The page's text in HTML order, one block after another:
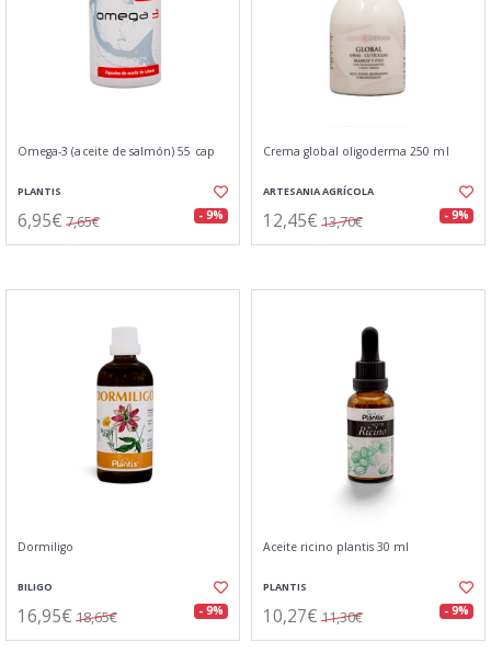
Omega-3 (aceite de salmón) 55 cap
PLANTIS
6,95€ 7,65€ - 9%
Crema global oligoderma 250 ml
ARTESANIA AGRÍCOLA
12,45€ 13,70€ - 9%
Dormiligo
BILIGO
16,95€ 18,65€ - 9%
Aceite ricino plantis 30 ml
PLANTIS
10,27€ 11,30€ - 9%